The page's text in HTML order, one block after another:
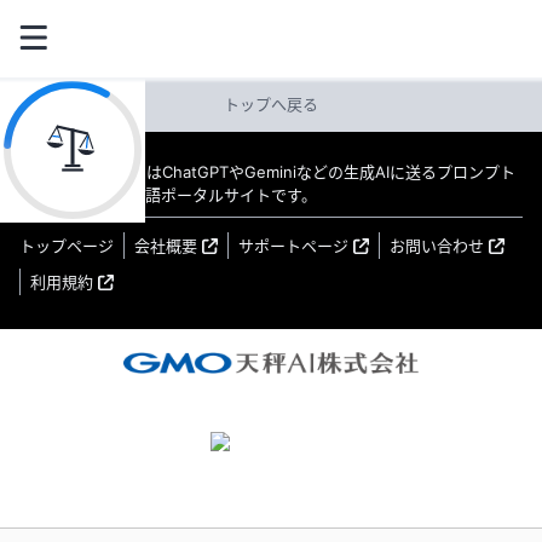
トップへ戻る
教えてAI byGMO はChatGPTやGeminiなどの生成AIに送るプロンプト
（指示文）の日本語ポータルサイトです。
トップページ 会社概要 サポートページ
お問い合わせ
利用規約